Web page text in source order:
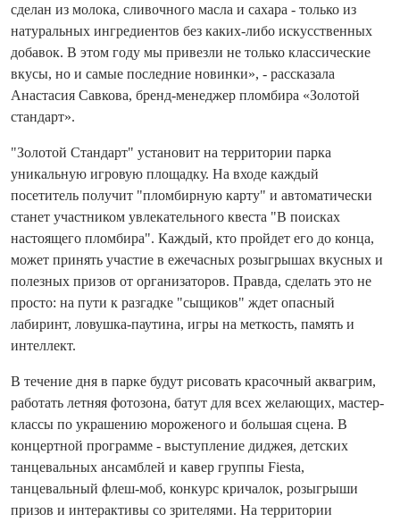
сделан из молока, сливочного масла и сахара - только из
натуральных ингредиентов без каких-либо искусственных
добавок. В этом году мы привезли не только классические
вкусы, но и самые последние новинки», - рассказала
Анастасия Савкова, бренд-менеджер пломбира «Золотой
стандарт».
"Золотой Стандарт" установит на территории парка
уникальную игровую площадку. На входе каждый
посетитель получит "пломбирную карту" и автоматически
станет участником увлекательного квеста "В поисках
настоящего пломбира". Каждый, кто пройдет его до конца,
может принять участие в ежечасных розыгрышах вкусных и
полезных призов от организаторов. Правда, сделать это не
просто: на пути к разгадке "сыщиков" ждет опасный
лабиринт, ловушка-паутина, игры на меткость, память и
интеллект.
В течение дня в парке будут рисовать красочный аквагрим,
работать летняя фотозона, батут для всех желающих, мастер-
классы по украшению мороженого и большая сцена. В
концертной программе - выступление диджея, детских
танцевальных ансамблей и кавер группы Fiesta,
танцевальный флеш-моб, конкурс кричалок, розыгрыши
призов и интерактивы со зрителями. На территории